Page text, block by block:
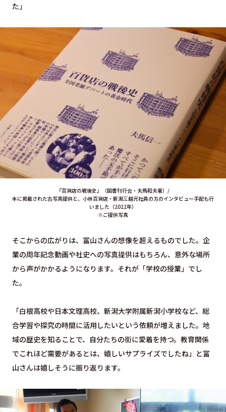
た」
『百貨店の戦後史』（国書刊行会・夫馬和夫著）/
本に掲載された古写真提供と、小林百貨店・新潟三越元社員の方のインタビュー手配も行
いました（2022年）
※ご提供写真
そこからの広がりは、富山さんの想像を超えるものでした。企
業の周年記念動画や社史への写真提供はもちろん、意外な場所
から声がかかるようになります。それが「学校の授業」でし
た。
「白根高校や日本文理高校、新潟大学附属新潟小学校など、総
合学習や探究の時間に活用したいという依頼が増えました。地
域の歴史を知ることで、自分たちの街に愛着を持つ。教育関係
でこれほど需要があるとは、嬉しいサプライズでしたね」と富
山さんは嬉しそうに振り返ります。